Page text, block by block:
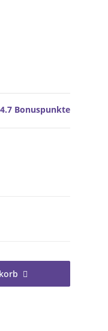
4.7 Bonuspunkte